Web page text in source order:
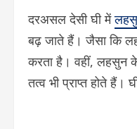
दरअसल देसी घी में
बढ़ जाते हैं। जैसा कि
करता है। वहीं, लहसुन
तत्व भी प्राप्त होते